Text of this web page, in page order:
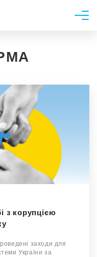
з корупцією
заходи для
України за